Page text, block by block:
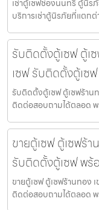
เช่าตู้เซฟช่องนนทรี ตู้นิร
บริการเช่าตู้นิรภัยที่แตกต่
รับติดตั้งตู้เซฟ ตู้เ
เซฟ รับติดตั้งตู้เซ
รับติดตั้งตู้เซฟ ตู้เซฟร้าน
ติดต่อสอบถามได้ตลอด พ
ขายตู้เซฟ ตู้เซฟร้
รับติดตั้งตู้เซฟ พร้
ขายตู้เซฟ ตู้เซฟร้านทอง
ติดต่อสอบถามได้ตลอด พ